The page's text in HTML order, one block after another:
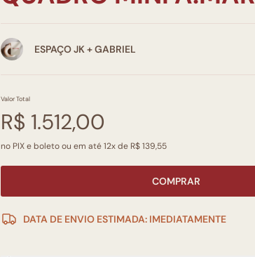
ESPAÇO JK + GABRIEL
Valor Total
R$ 1.512,00
no PIX e boleto ou em até 12x de R$ 139,55
COMPRAR
DATA DE ENVIO ESTIMADA: IMEDIATAMENTE